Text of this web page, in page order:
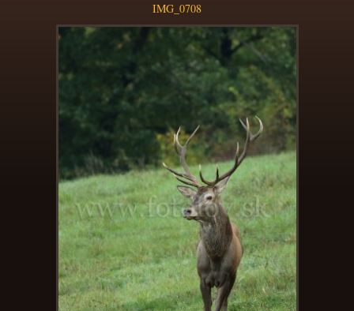
IMG_0708